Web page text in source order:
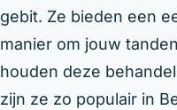
gebit. Ze bieden een
manier om jouw
houden deze
zijn ze zo populair in